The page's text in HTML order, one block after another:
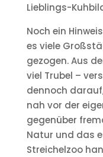
Lieblings-
Noch ein
es viele
gezogen. Aus
viel Trubel –
dennoch
nah vor der
gegenüber
Natur und das
Streichelzoo